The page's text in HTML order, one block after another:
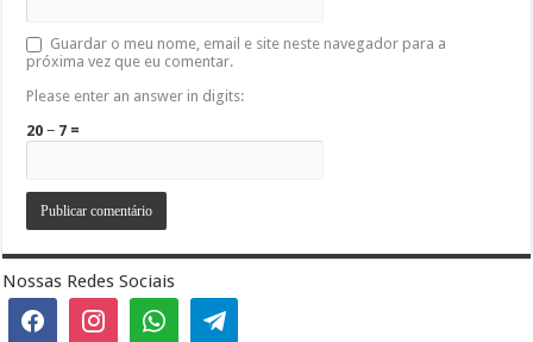
Guardar o meu nome, email e site neste navegador para a
próxima vez que eu comentar.
Please enter an answer in digits:
20 − 7 =
Nossas Redes Sociais